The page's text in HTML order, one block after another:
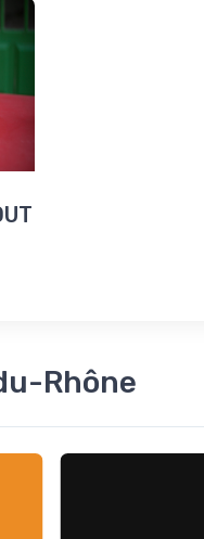
Rhône